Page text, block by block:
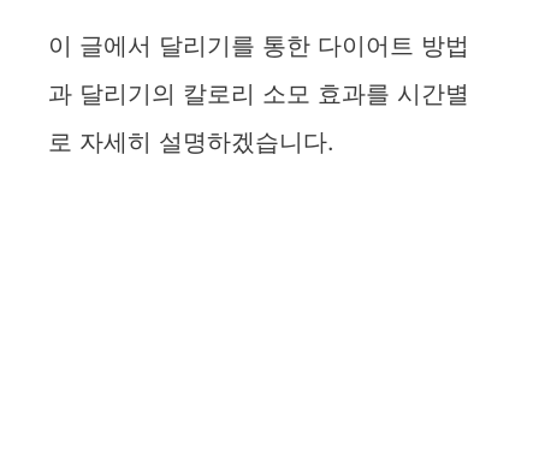
이 글에서 달리기를 통한 다이어트 방법
과 달리기의 칼로리 소모 효과를 시간별
로 자세히 설명하겠습니다.